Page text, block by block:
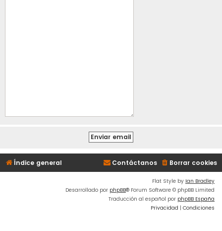
Índice general Borrar cookies
Contáctanos
Flat Style by Ian Bradley
Desarrollado por phpBB® Forum Software © phpBB Limited
Traducción al español por phpBB España
Privacidad | Condiciones